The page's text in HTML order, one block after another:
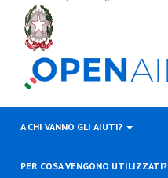
A CHI VANNO GLI AIUTI?
PER COSA VENGONO UTILIZZATI?